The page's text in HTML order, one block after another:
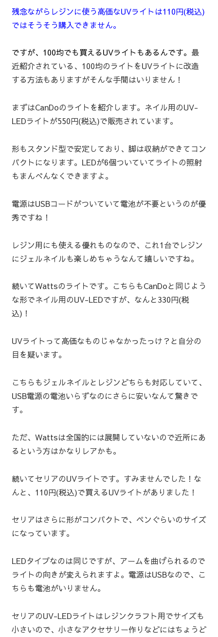
残念ながらレジンに使う高価なUVライトは110円(税込)
ではそうそう購入できません。
ですが、100均でも買えるUVライトもあるんです。 最
近紹介されている、100均のライトをUVライトに改造
する方法もありますがそんな手間はいりません！
まずはCanDoのライトを紹介します。ネイル用のUV-
LEDライトが550円(税込)で販売されています。
形もスタンド型で安定しており、脚は収納ができてコン
パクトになります。LEDが6個ついていてライトの照射
もまんべんなくできますよ。
電源はUSBコードがついていて電池が不要というのが優
秀ですね！
レジン用にも使える優れものなので、これ1台でレジン
にジェルネイルも楽しめちゃうなんて嬉しいですね。
続いてWattsのライトです。こちらもCanDoと同じよう
な形でネイル用のUV-LEDですが、なんと330円(税
込)！
UVライトって高価なものじゃなかったっけ？と自分の
目を疑います。
こちらもジェルネイルとレジンどちらも対応していて、
USB電源の電池いらずなのにさらに安いなんて驚きで
す。
ただ、Wattsは全国的には展開していないので近所にあ
るという方はかなりレアかも。
続いてセリアのUVライトです。すみませんでした！な
んと、110円(税込)で買えるUVライトがありました！
セリアはさらに形がコンパクトで、ペンぐらいのサイズ
になっています。
LEDタイプなのは同じですが、アームを曲げられるので
ライトの向きが変えられますよ。電源はUSBなので、こ
ちらも電池がいりません。
セリアのUV-LEDライトはレジンクラフト用でサイズも
小さいので、小さなアクセサリー作りなどにはちょうど